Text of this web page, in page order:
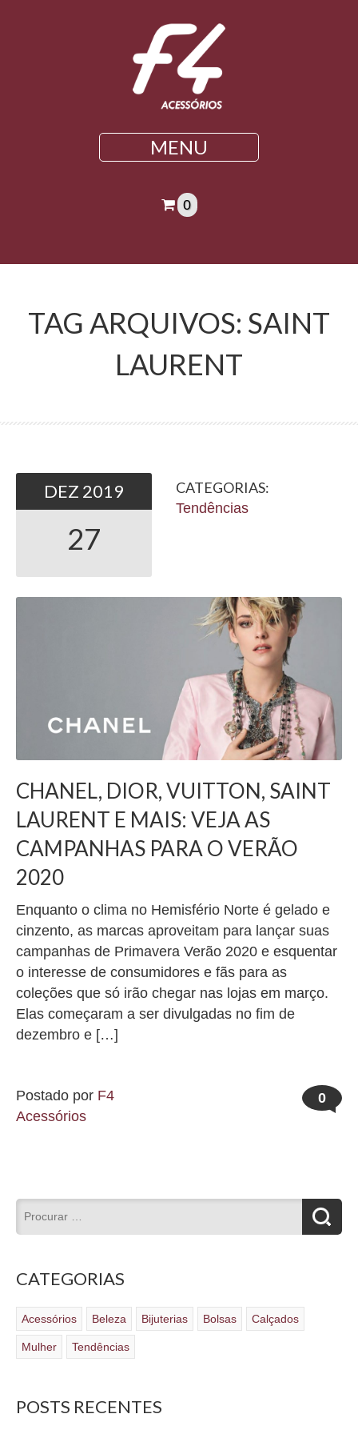
MENU
0
TAG ARQUIVOS: SAINT
LAURENT
DEZ 2019
27
CATEGORIAS:
Tendências
CHANEL, DIOR, VUITTON, SAINT
LAURENT E MAIS: VEJA AS
CAMPANHAS PARA O VERÃO
2020
Enquanto o clima no Hemisfério Norte é gelado e
cinzento, as marcas aproveitam para lançar suas
campanhas de Primavera Verão 2020 e esquentar
o interesse de consumidores e fãs para as
coleções que só irão chegar nas lojas em março.
Elas começaram a ser divulgadas no fim de
dezembro e […]
Postado por F4
Acessórios
0
CATEGORIAS
Acessórios Beleza Bijuterias Bolsas Calçados
Mulher Tendências
POSTS RECENTES